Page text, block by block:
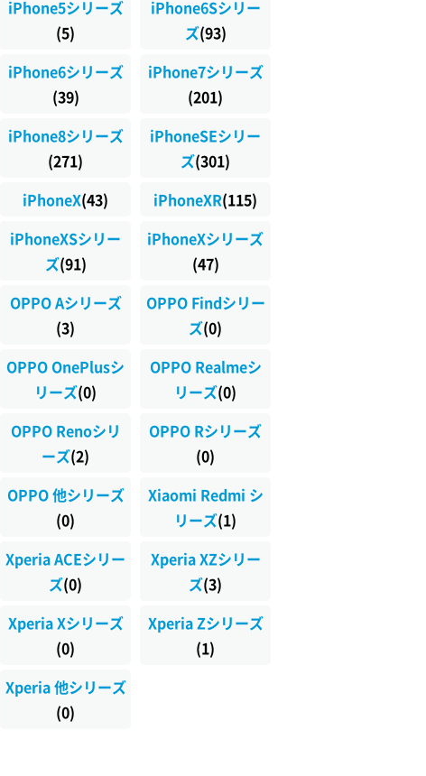
iPhone5シリーズ
(5)
iPhone6Sシリー
ズ(93)
iPhone6シリーズ
(39)
iPhone7シリーズ
(201)
iPhone8シリーズ
(271)
iPhoneSEシリー
ズ(301)
iPhoneX(43) iPhoneXR(115)
iPhoneXSシリー
ズ(91)
iPhoneXシリーズ
(47)
OPPO Aシリーズ
(3)
OPPO Findシリー
ズ(0)
OPPO OnePlusシ
リーズ(0)
OPPO Realmeシ
リーズ(0)
OPPO Renoシリ
ーズ(2)
OPPO Rシリーズ
(0)
OPPO 他シリーズ
(0)
Xiaomi Redmi シ
リーズ(1)
Xperia ACEシリー
ズ(0)
Xperia XZシリー
ズ(3)
Xperia Xシリーズ
(0)
Xperia Zシリーズ
(1)
Xperia 他シリーズ
(0)